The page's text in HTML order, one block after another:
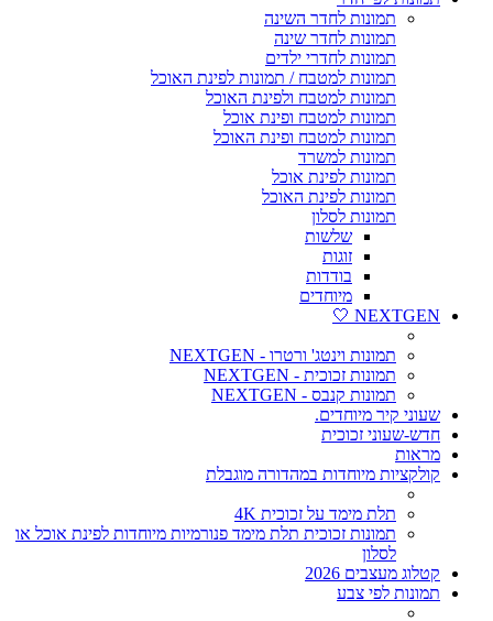
תמונות לחדר השינה
תמונות לחדר שינה
תמונות לחדרי ילדים
תמונות למטבח / תמונות לפינת האוכל
תמונות למטבח ולפינת האוכל
תמונות למטבח ופינת אוכל
תמונות למטבח ופינת האוכל
תמונות למשרד
תמונות לפינת אוכל
תמונות לפינת האוכל
תמונות לסלון
שלשות
זוגות
בודדות
מיוחדים
NEXTGEN 🤍
תמונות וינטג' ורטרו - NEXTGEN
תמונות זכוכית - NEXTGEN
תמונות קנבס - NEXTGEN
שעוני קיר מיוחדים.
חדש-שעוני זכוכית
מראות
קולקציות מיוחדות במהדורה מוגבלת
תלת מימד על זכוכית 4K
תמונות זכוכית תלת מימד פנורמיות מיוחדות לפינת אוכל או
לסלון
קטלוג מעצבים 2026
תמונות לפי צבע